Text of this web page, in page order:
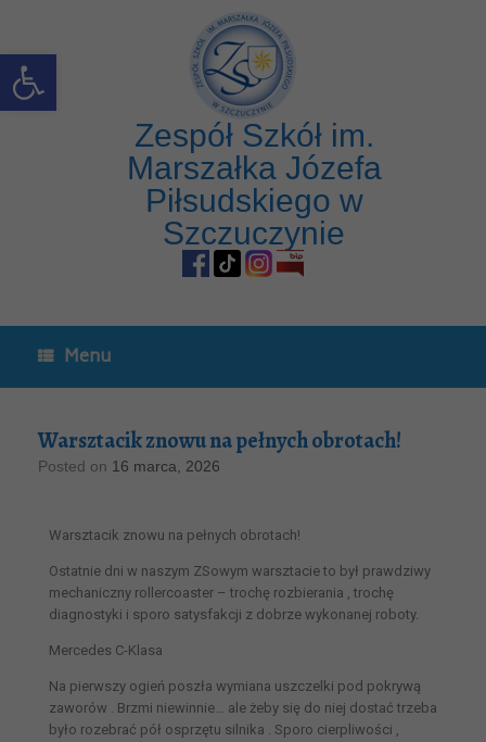
Open toolbar
Zespół Szkół im.
Marszałka Józefa
Piłsudskiego w
Szczuczynie
Menu
Warsztacik znowu na pełnych obrotach!
Posted on 16 marca, 2026
Warsztacik znowu na pełnych obrotach!
Ostatnie dni w naszym ZSowym warsztacie to był prawdziwy
mechaniczny rollercoaster – trochę rozbierania , trochę
diagnostyki i sporo satysfakcji z dobrze wykonanej roboty.
Mercedes C-Klasa
Na pierwszy ogień poszła wymiana uszczelki pod pokrywą
zaworów . Brzmi niewinnie… ale żeby się do niej dostać trzeba
było rozebrać pół osprzętu silnika . Sporo cierpliwości ,